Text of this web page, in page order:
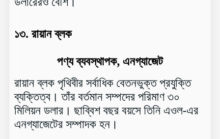
১৩.রায়ান ব্লক
পণ্য ব্যবস্থাপক, এনগ্যাজেট
রায়ান ব্লক পৃথিবীর সর্বাধিক বেতনভুক্ত প্রযুক্তি
ব্যক্তিত্ব। তাঁর বর্তমান সম্পদের পরিমাণ ৩০
মিলিয়ন ডলার। ছাব্বিশ বছর বয়সে তিনি এওল-এর
এনগ্যাজেটের সম্পাদক হন।